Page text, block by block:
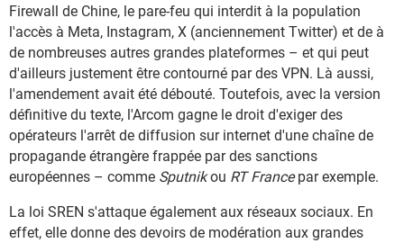
Firewall de Chine, le pare-feu qui interdit à la population
l'accès à Meta, Instagram, X (anciennement Twitter) et de à
de nombreuses autres grandes plateformes – et qui peut
d'ailleurs justement être contourné par des VPN. Là aussi,
l'amendement avait été débouté. Toutefois, avec la version
définitive du texte, l'Arcom gagne le droit d'exiger des
opérateurs l'arrêt de diffusion sur internet d'une chaîne de
propagande étrangère frappée par des sanctions
européennes – comme Sputnikou RT Francepar exemple.
La loi SREN s'attaque également aux réseaux sociaux. En
effet, elle donne des devoirs de modération aux grandes